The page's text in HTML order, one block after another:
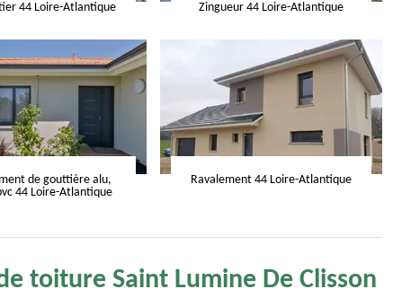
44 Loire-Atlantique Zingueur 44 Loire-Atlantique
de gouttière alu,
44 Loire-Atlantique
Ravalement 44 Loire-Atlantique
toiture Saint Lumine De Clisson